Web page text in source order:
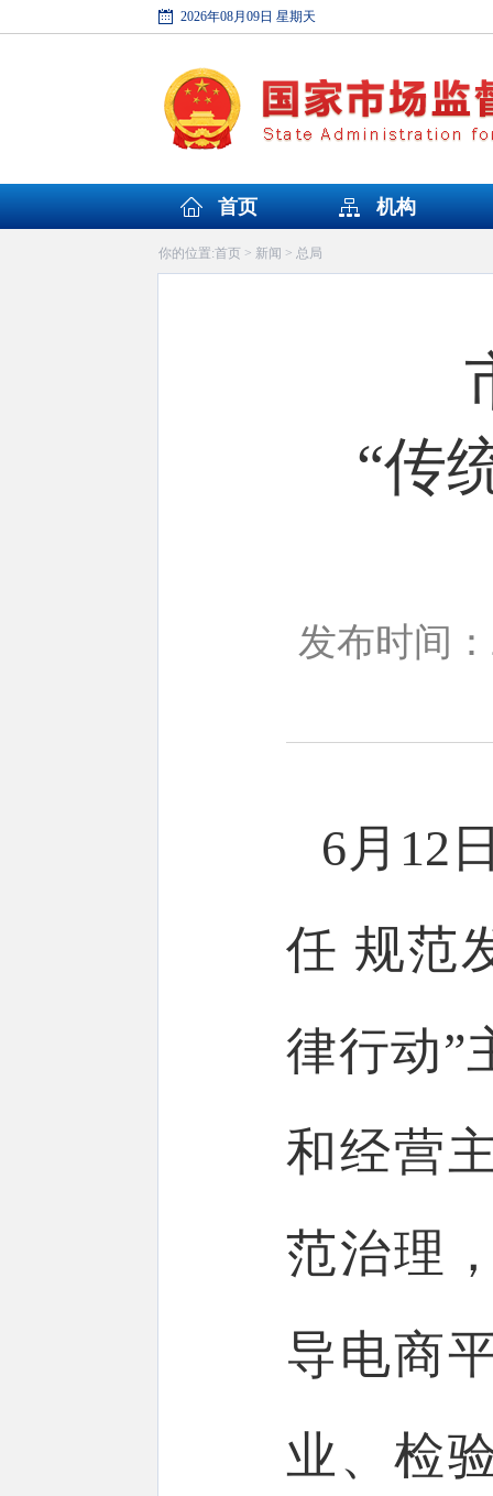
2026年08月09日 星期天
首页 机构
你的位置:首页> 新闻 > 总局
“传
发布时间
6月12
任 规范
律行动”
和经营
范治理
导电商
业、检